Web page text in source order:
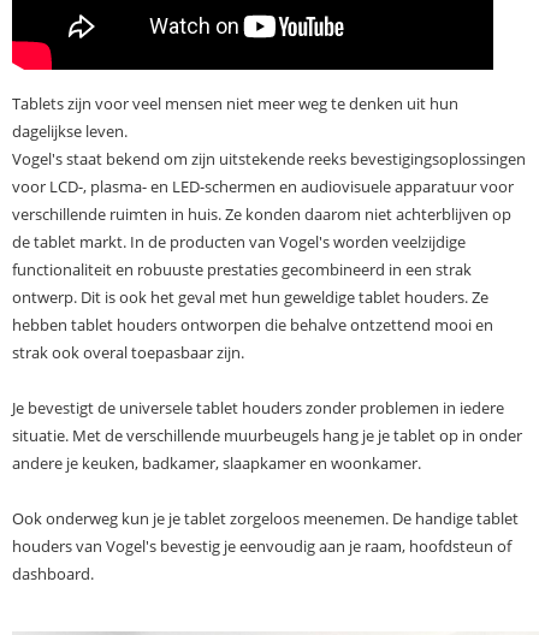
Tablets zijn voor veel mensen niet meer weg te denken uit hun
dagelijkse leven.
Vogel's staat bekend om zijn uitstekende reeks bevestigingsoplossingen
voor LCD-, plasma- en LED-schermen en audiovisuele apparatuur voor
verschillende ruimten in huis. Ze konden daarom niet achterblijven op
de tablet markt. In de producten van Vogel's worden veelzijdige
functionaliteit en robuuste prestaties gecombineerd in een strak
ontwerp. Dit is ook het geval met hun geweldige tablet houders. Ze
hebben tablet houders ontworpen die behalve ontzettend mooi en
strak ook overal toepasbaar zijn.
Je bevestigt de universele tablet houders zonder problemen in iedere
situatie. Met de verschillende muurbeugels hang je je tablet op in onder
andere je keuken, badkamer, slaapkamer en woonkamer.
Ook onderweg kun je je tablet zorgeloos meenemen. De handige tablet
houders van Vogel's bevestig je eenvoudig aan je raam, hoofdsteun of
dashboard.